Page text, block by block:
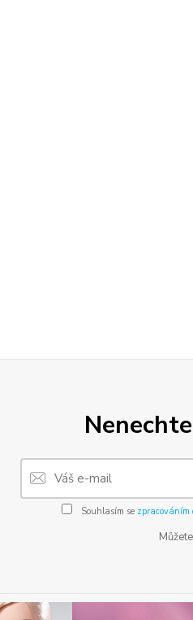
Souhlasím se zpracováním